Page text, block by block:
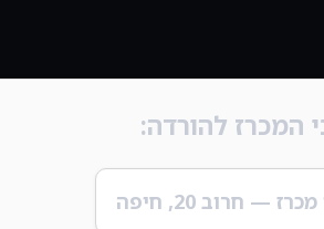
המכרז להורדה:
— חרוב 20, חיפה